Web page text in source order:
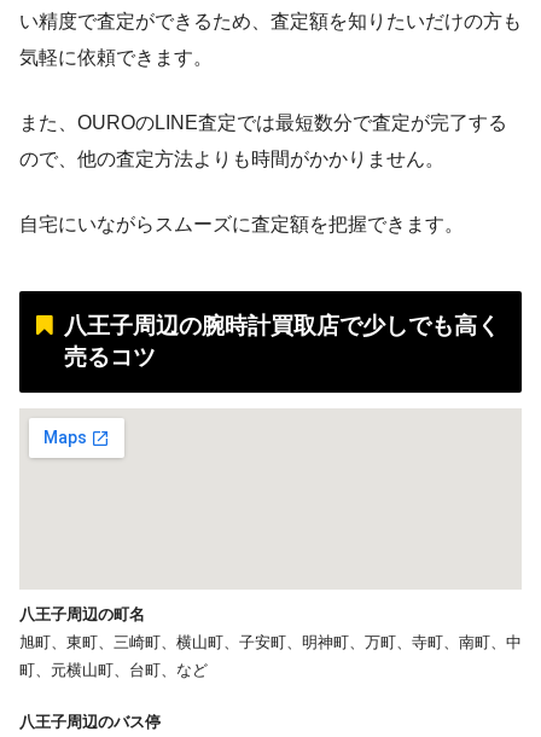
い精度で査定ができるため、査定額を知りたいだけの方も
気軽に依頼できます。
また、OUROのLINE査定では最短数分で査定が完了する
ので、他の査定方法よりも時間がかかりません。
自宅にいながらスムーズに査定額を把握できます。
八王子周辺の腕時計買取店で少しでも高く
売るコツ
八王子周辺の町名
旭町、東町、三崎町、横山町、子安町、明神町、万町、寺町、南町、中
町、元横山町、台町、など
八王子周辺のバス停